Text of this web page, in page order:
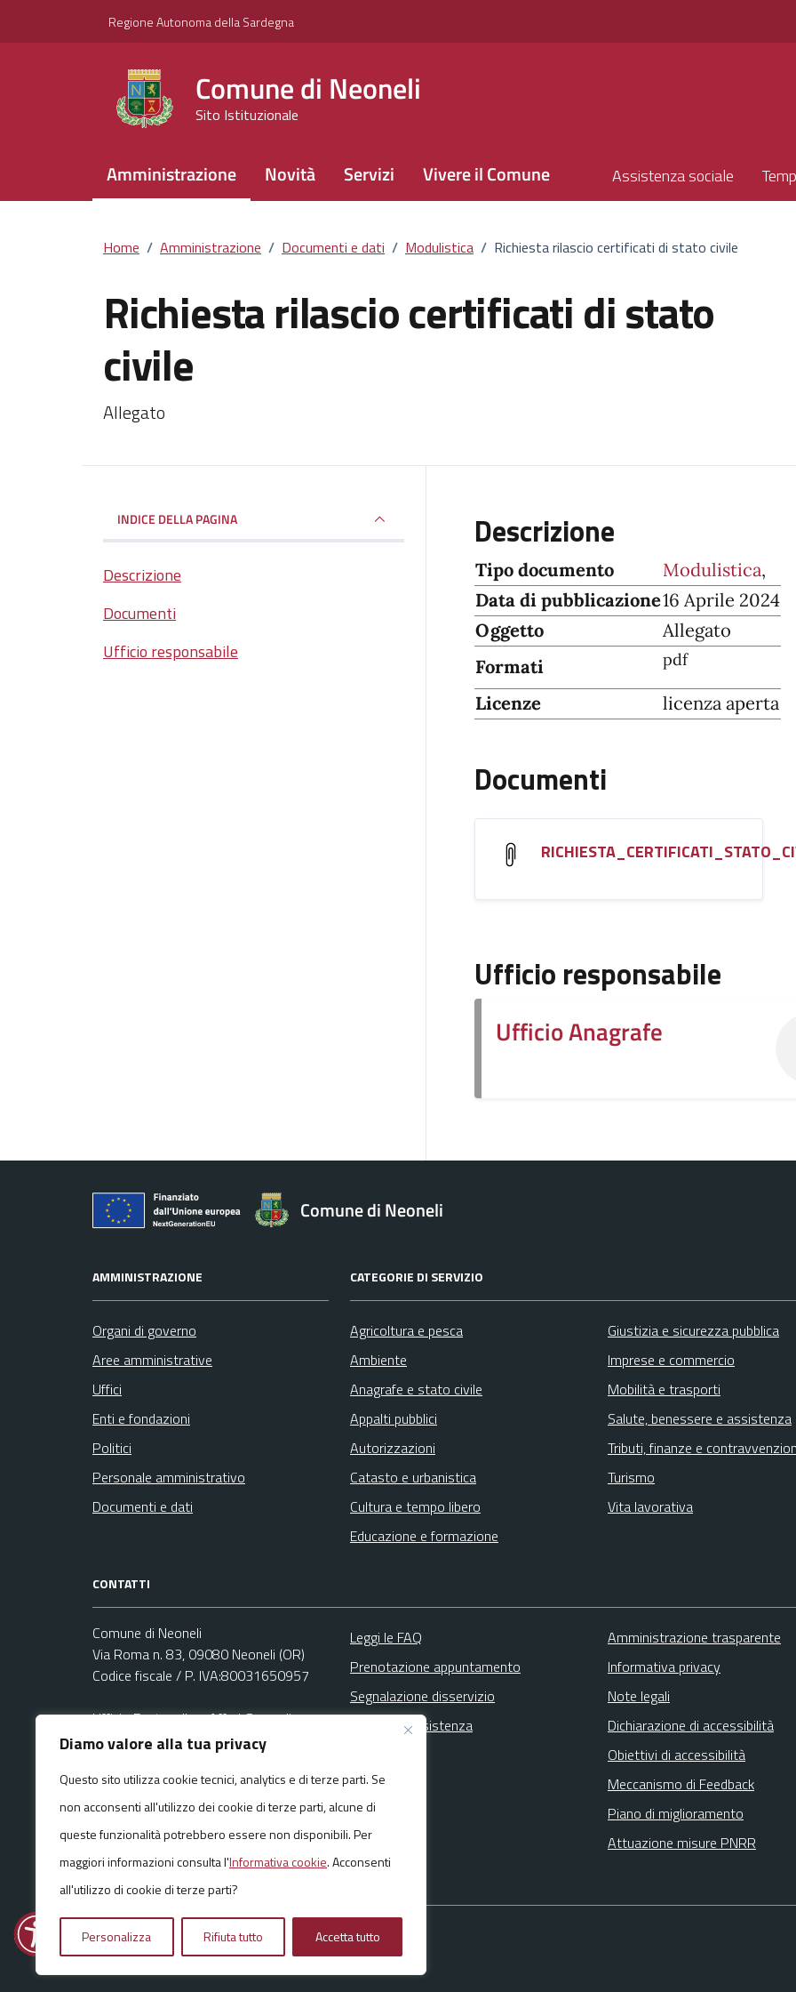
Diamo valore alla tua privacy
Questo sito utilizza cookie tecnici, analytics e di terze parti. Se
non acconsenti all'utilizzo dei cookie di terze parti, alcune di
queste funzionalità potrebbero essere non disponibili. Per
maggiori informazioni consulta l'Informativa cookie. Acconsenti
all'utilizzo di cookie di terze parti?
Personalizza Rifiuta tutto Accetta tutto
Regione Autonoma della Sardegna
Comune di Neoneli
Sito Istituzionale
Amministrazione Novità Servizi Vivere il Comune Assistenza sociale
Home / Amministrazione / Documenti e dati / Modulistica / Richiesta rilascio certificati di stato civile
Richiesta rilascio certificati di stato
civile
Dettagli del documento
Allegato
INDICE DELLA PAGINA
Descrizione
Documenti
Ufficio responsabile
Descrizione
Tipo documento Modulistica,
Data di pubblicazione16 Aprile 2024
Oggetto
Allegato
Formati
pdf
Licenze licenza aperta
Documenti
Ufficio responsabile
Ufficio Anagrafe
Comune di Neoneli
AMMINISTRAZIONE
Organi di governo
Aree amministrative
Uffici
Enti e fondazioni
Politici
Personale amministrativo
Documenti e dati
CATEGORIE DI SERVIZIO
Agricoltura e pesca
Ambiente
Anagrafe e stato civile
Appalti pubblici
Autorizzazioni
Catasto e urbanistica
Cultura e tempo libero
Educazione e formazione
Giustizia e sicurezza pubblica
Imprese e commercio
Mobilità e trasporti
Salute, benessere e assistenza
Tributi, finanze e
Turismo
Vita lavorativa
CONTATTI
Comune di Neoneli
Via Roma n. 83, 09080 Neoneli (OR)
Codice fiscale / P. IVA:80031650957
Ufficio Protocollo - Affari Generali
Email:info@comune.neoneli.or.it
protocollo@pec.comune.neoneli.or.it
Centralino unico: +39 0783 67747
Leggi le FAQ
Prenotazione appuntamento
Segnalazione disservizio
Richiesta assistenza
Amministrazione trasparente
Informativa privacy
Note legali
Dichiarazione di accessibilità
Obiettivi di accessibilità
Meccanismo di Feedback
Piano di miglioramento
Attuazione misure PNRR
Media policy Mappa del sito